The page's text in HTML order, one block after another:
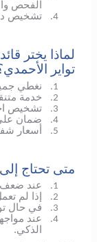
الفحص
4. تشخيص
لماذا يختر
تواير
1. نغطي جميع
2. خدمة
3. تشخيص
4. ضمان
5. أسعار
متى تحتاج
1. عند ضعف
2. إذا لم
3. في حال
4.
عند
الذكي.